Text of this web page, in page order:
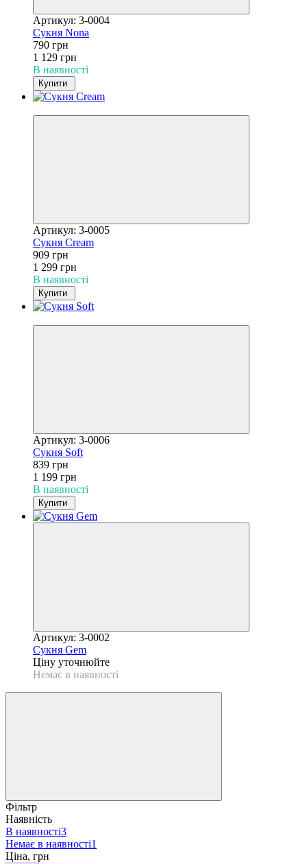
Артикул: 3-0004
Сукня Nona
790 грн
1 129 грн
В наявності
Купити
Артикул: 3-0005
Сукня Сream
909 грн
1 299 грн
В наявності
Купити
Артикул: 3-0006
Сукня Soft
839 грн
1 199 грн
В наявності
Купити
Артикул: 3-0002
Сукня Gem
Ціну уточнюйте
Немає в наявності
Фільтр
Наявність
В наявності3
Немає в наявності1
Ціна, грн